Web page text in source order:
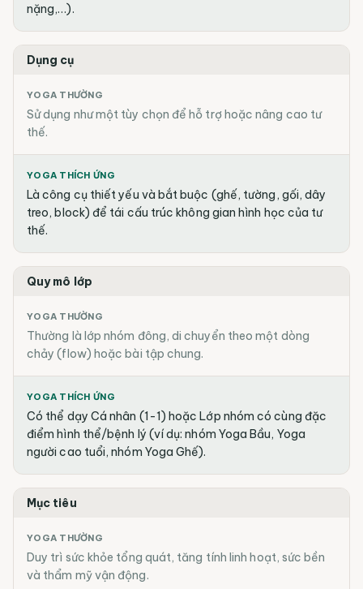
nặng,…).
Dụng cụ
YOGA THƯỜNG
Sử dụng như một tùy chọn để hỗ trợ hoặc nâng cao tư
thế.
YOGA THÍCH ỨNG
Là công cụ thiết yếu và bắt buộc (ghế, tường, gối, dây
treo, block) để tái cấu trúc không gian hình học của tư
thế.
Quy mô lớp
YOGA THƯỜNG
Thường là lớp nhóm đông, di chuyển theo một dòng
chảy (flow) hoặc bài tập chung.
YOGA THÍCH ỨNG
Có thể dạy Cá nhân (1-1) hoặc Lớp nhóm có cùng đặc
điểm hình thể/bệnh lý (ví dụ: nhóm Yoga Bầu, Yoga
người cao tuổi, nhóm Yoga Ghế).
Mục tiêu
YOGA THƯỜNG
Duy trì sức khỏe tổng quát, tăng tính linh hoạt, sức bền
và thẩm mỹ vận động.